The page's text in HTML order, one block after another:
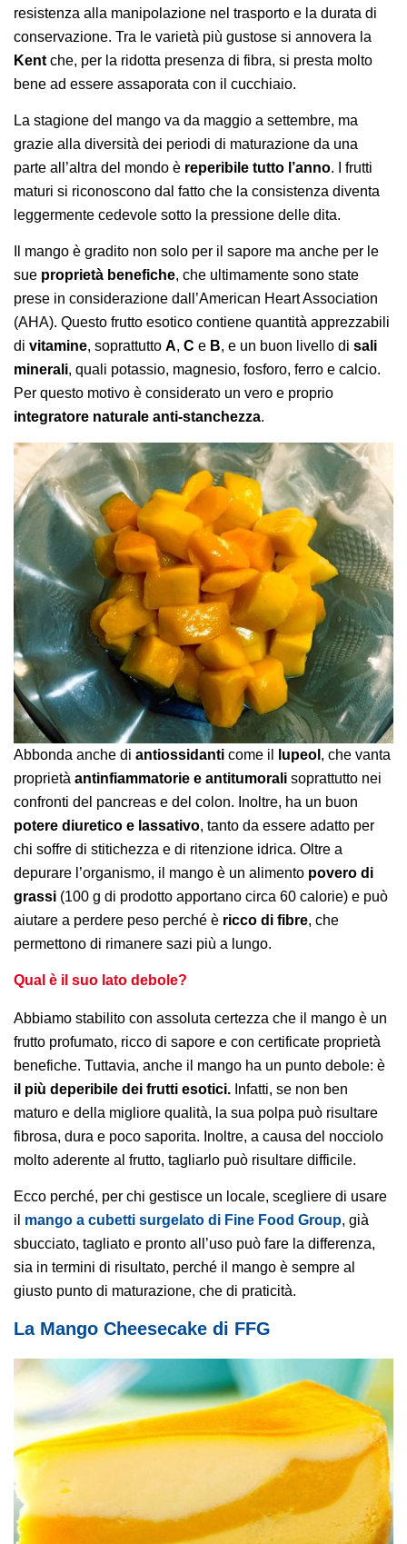
resistenza alla manipolazione nel trasporto e la durata di
conservazione. Tra le varietà più gustose si annovera la
Kent che, per la ridotta presenza di fibra, si presta molto
bene ad essere assaporata con il cucchiaio.
La stagione del mango va da maggio a settembre, ma
grazie alla diversità dei periodi di maturazione da una
parte all’altra del mondo è reperibile tutto l’anno. I frutti
maturi si riconoscono dal fatto che la consistenza diventa
leggermente cedevole sotto la pressione delle dita.
Il mango è gradito non solo per il sapore ma anche per le
sue proprietà benefiche, che ultimamente sono state
prese in considerazione dall’American Heart Association
(AHA). Questo frutto esotico contiene quantità apprezzabili
di vitamine, soprattutto A, C e B, e un buon livello di sali
minerali, quali potassio, magnesio, fosforo, ferro e calcio.
Per questo motivo è considerato un vero e proprio
integratore naturale anti-stanchezza.
Abbonda anche di antiossidanti come il lupeol , che vanta
proprietà antinfiammatorie e antitumorali soprattutto nei
confronti del pancreas e del colon. Inoltre, ha un buon
potere diuretico e lassativo, tanto da essere adatto per
chi soffre di stitichezza e di ritenzione idrica. Oltre a
depurare l’organismo, il mango è un alimento povero di
grassi (100 g di prodotto apportano circa 60 calorie) e può
aiutare a perdere peso perché è ricco di fibre, che
permettono di rimanere sazi più a lungo.
Qual è il suo lato debole?
Abbiamo stabilito con assoluta certezza che il mango è un
frutto profumato, ricco di sapore e con certificate proprietà
benefiche. Tuttavia, anche il mango ha un punto debole: è
il più deperibile dei frutti esotici. Infatti, se non ben
maturo e della migliore qualità, la sua polpa può risultare
fibrosa, dura e poco saporita. Inoltre, a causa del nocciolo
molto aderente al frutto, tagliarlo può risultare difficile.
Ecco perché, per chi gestisce un locale, scegliere di usare
il mango a cubetti surgelato di Fine Food Group, già
sbucciato, tagliato e pronto all’uso può fare la differenza,
sia in termini di risultato, perché il mango è sempre al
giusto punto di maturazione, che di praticità.
La Mango Cheesecake di FFG